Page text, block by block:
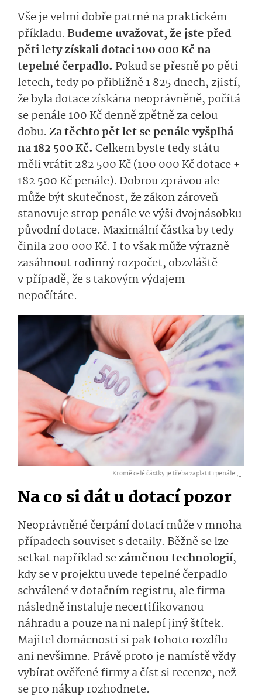
Vše je velmi dobře patrné na praktickém
příkladu. Budeme uvažovat, že jste před
pěti lety získali dotaci 100 000 Kč na
tepelné čerpadlo. Pokud se přesně po pěti
letech, tedy po přibližně 1 825 dnech, zjistí,
že byla dotace získána neoprávněně, počítá
se penále 100 Kč denně zpětně za celou
dobu. Za těchto pět let se penále vyšplhá
na 182 500 Kč. Celkem byste tedy státu
měli vrátit 282 500 Kč (100 000 Kč dotace +
182 500 Kč penále). Dobrou zprávou ale
může být skutečnost, že zákon zároveň
stanovuje strop penále ve výši dvojnásobku
původní dotace. Maximální částka by tedy
činila 200 000 Kč. I to však může výrazně
zasáhnout rodinný rozpočet, obzvláště
v případě, že s takovým výdajem
nepočítáte.
Kromě celé částky je třeba zaplatit i penále ,...
Na co si dát u dotací pozor
Neoprávněné čerpání dotací může v mnoha
případech souviset s detaily. Běžně se lze
setkat například sezáměnou technologií,
kdy se v projektu uvede tepelné čerpadlo
schválené v dotačním registru, ale firma
následně instaluje necertifikovanou
náhradu a pouze na ni nalepí jiný štítek.
Majitel domácnosti si pak tohoto rozdílu
ani nevšimne. Právě proto je namístě vždy
vybírat ověřené firmy a číst si recenze, než
se pro nákup rozhodnete.